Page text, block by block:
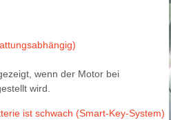
wenn der Motor bei
wird.
ist schwach (Smart-Key-System)